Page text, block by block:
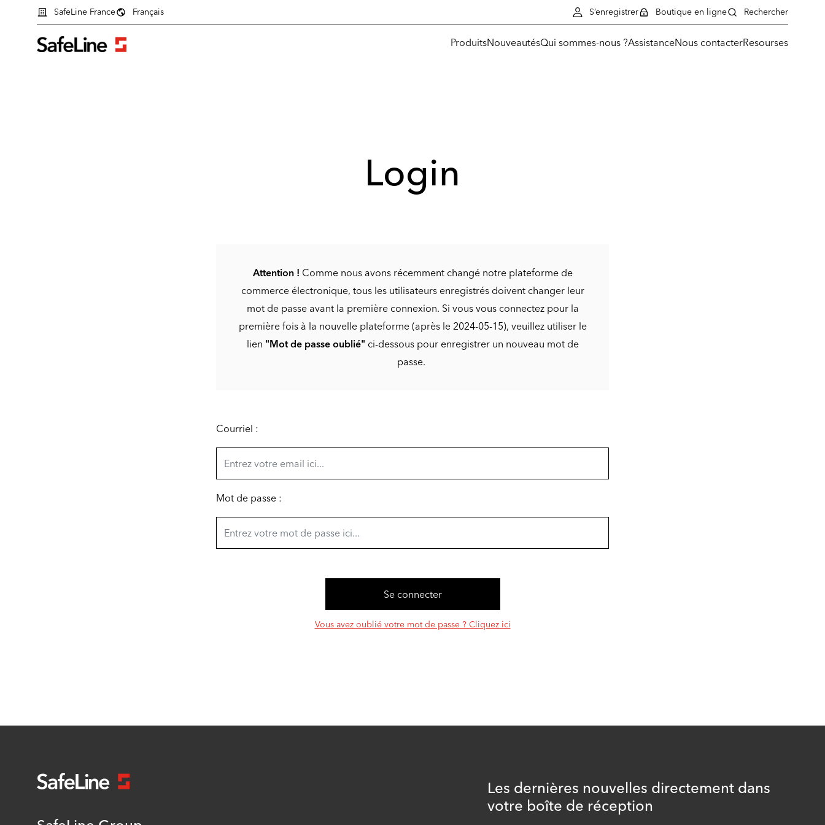
ProduitsNouveautésQui sommes-nous ?AssistanceNous contacterResourses
SafeLine France Français S’enregistrer Boutique en ligne Rechercher
Login
Attention ! Comme nous avons récemment changé notre plateforme de
commerce électronique, tous les utilisateurs enregistrés doivent changer leur
mot de passe avant la première connexion. Si vous vous connectez pour la
première fois à la nouvelle plateforme (après le 2024-05-15), veuillez utiliser le
lien "Mot de passe oublié" ci-dessous pour enregistrer un nouveau mot de
passe.
Formulaire de connexion
Courriel :
Mot de passe :
Vous avez oublié votre mot de passe ? Cliquez ici
Les dernières nouvelles directement dans
votre boîte de réception